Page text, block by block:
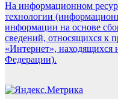
На информационном
технологии
информации на основе
сведений, относящихся к
«Интернет», находящихся
Федерации).